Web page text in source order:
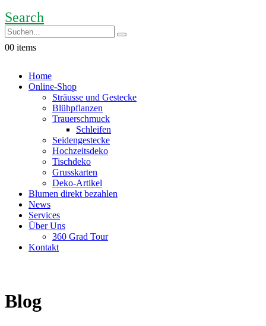
Search
00 items
Home
Online-Shop
Sträusse und Gestecke
Blühpflanzen
Trauerschmuck
Schleifen
Seidengestecke
Hochzeitsdeko
Tischdeko
Grusskarten
Deko-Artikel
Blumen direkt bezahlen
News
Services
Über Uns
360 Grad Tour
Kontakt
Blog